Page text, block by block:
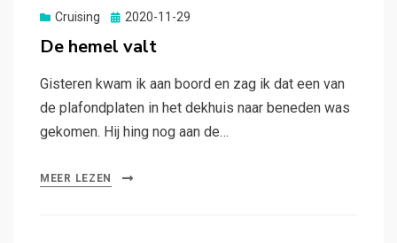
Cruising
Gepubliceerd
2020-11-29
De hemel valt
Gisteren kwam ik aan boord en zag ik dat een van
de plafondplaten in het dekhuis naar beneden was
gekomen. Hij hing nog aan de…
MEER LEZEN